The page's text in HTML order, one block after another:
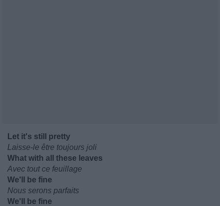
Let it's still pretty
Laisse-le être toujours joli
What with all these leaves
Avec tout ce feuillage
We'll be fine
Nous serons parfaits
We'll be fine